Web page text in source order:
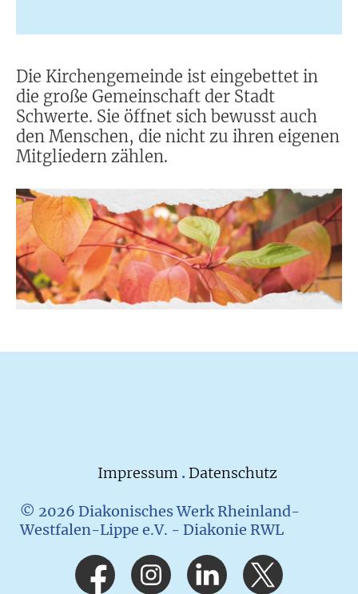
Die Kirchengemeinde ist eingebettet in
die große Gemeinschaft der Stadt
Schwerte. Sie öffnet sich bewusst auch
den Menschen, die nicht zu ihren eigenen
Mitgliedern zählen.
Impressum . Datenschutz
© 2026 Diakonisches Werk Rheinland-
Westfalen-Lippe e.V. - Diakonie RWL